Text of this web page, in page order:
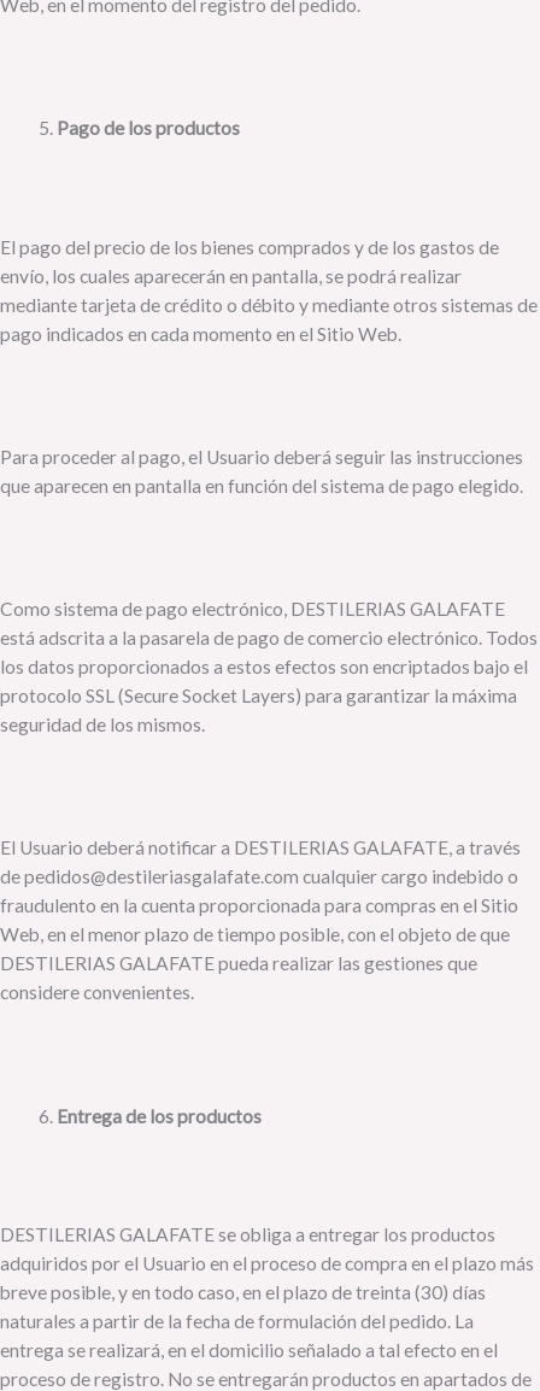
Web, en el momento del registro del pedido.
Pago de los productos
El pago del precio de los bienes comprados y de los gastos de
envío, los cuales aparecerán en pantalla, se podrá realizar
mediante tarjeta de crédito o débito y mediante otros sistemas de
pago indicados en cada momento en el Sitio Web.
Para proceder al pago, el Usuario deberá seguir las instrucciones
que aparecen en pantalla en función del sistema de pago elegido.
Como sistema de pago electrónico, DESTILERIAS GALAFATE
está adscrita a la pasarela de pago de comercio electrónico. Todos
los datos proporcionados a estos efectos son encriptados bajo el
protocolo SSL (Secure Socket Layers) para garantizar la máxima
seguridad de los mismos.
El Usuario deberá notificar a DESTILERIAS GALAFATE, a través
de pedidos@destileriasgalafate.com cualquier cargo indebido o
fraudulento en la cuenta proporcionada para compras en el Sitio
Web, en el menor plazo de tiempo posible, con el objeto de que
DESTILERIAS GALAFATE pueda realizar las gestiones que
considere convenientes.
Entrega de los productos
DESTILERIAS GALAFATE se obliga a entregar los productos
adquiridos por el Usuario en el proceso de compra en el plazo más
breve posible, y en todo caso, en el plazo de treinta (30) días
naturales a partir de la fecha de formulación del pedido. La
entrega se realizará, en el domicilio señalado a tal efecto en el
proceso de registro. No se entregarán productos en apartados de